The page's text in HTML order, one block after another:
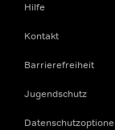
Hilfe
Kontakt
Barrierefreiheit
Jugendschutz